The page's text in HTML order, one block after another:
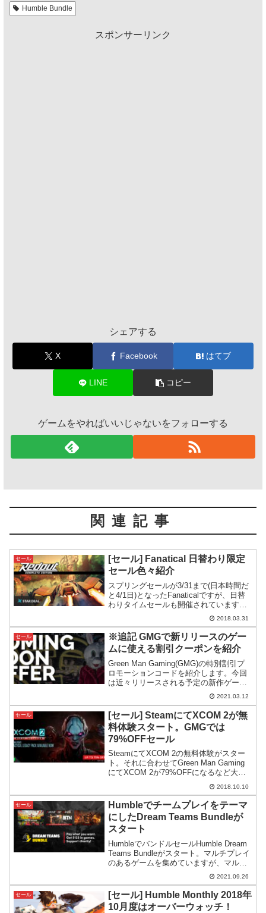
Humble Bundle
スポンサーリンク
シェアする
X Facebook はてブ
LINE コピー
ゲームをやればいいじゃないをフォローする
関連記事
セール
[セール] Fanatical 日替わり限定
セール色々紹介
スプリングセールが3/31まで(日本時間だ
と4/1日)となったFanaticalですが、日替
わりタイムセールも開催されています。
今回は来週にかけて日替わりで毎日行わ
れる24時間セールについて紹介してみた
いと思います。個人的には4/2のRed...
2018.03.31
セール
※追記 GMGで新リリースのゲー
ムに使える割引クーポンを紹介
Green Man Gaming(GMG)の特別割引プ
ロモーションコードを紹介します。今回
は近々リリースされる予定の新作ゲーム
がGMGの割引価格より更に安くなるとい
2021.03.12
セール
[セール] SteamにてXCOM 2が無
料体験スタート。GMGでは
79%OFFセール
SteamにてXCOM 2の無料体験がスター
ト。それに合わせてGreen Man Gaming
にてXCOM 2が79%OFFになるなど大幅
割引きセールがスタートしています。
2018.10.10
セール
Humbleでチームプレイをテーマ
にしたDream Teams Bundleが
スタート
HumbleでバンドルセールHumble Dream
Teams Bundleがスタート。マルチプレイ
のあるゲームを集めていますが、マルチ
限定ではなくシングルでも遊べるようで
2021.09.26
セール
[セール] Humble Monthly 2018年
10月度はオーバーウォッチ！